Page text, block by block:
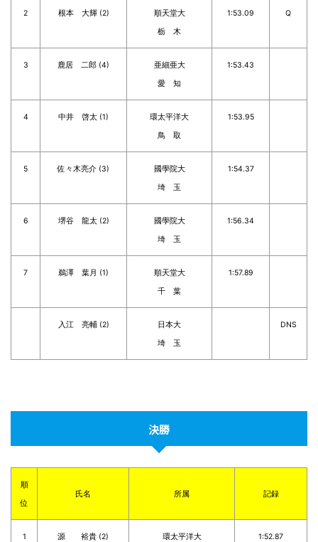
2 根本 大輝 (2)
順天堂大
栃 木
1:53.09 Q
3 鹿居 二郎 (4)
亜細亜大
愛 知
1:53.43
4 中井 啓太 (1)
環太平洋大
鳥 取
1:53.95
5 佐々木亮介 (3)
國學院大
埼 玉
1:54.37
6 堺谷 龍太 (2)
國學院大
埼 玉
1:56.34
7 鵜澤 葉月 (1)
順天堂大
千 葉
1:57.89
入江 亮輔 (2)
日本大
埼 玉
DNS
決勝
順
位
氏名 所属 記録
1 源 裕貴 (2)
環太平洋大
1:52.87